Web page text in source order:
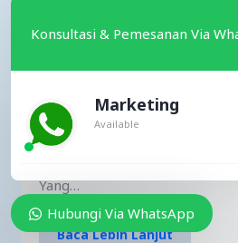
Jaya Precast – Box Culvert
Struktur Beton Pra-Cetak
Yang…
Baca Lebih Lanjut
Konsultasi & Pemesanan Via
Marketing
Available
Hubungi Via WhatsApp